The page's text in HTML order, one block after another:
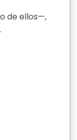
de ellos—,